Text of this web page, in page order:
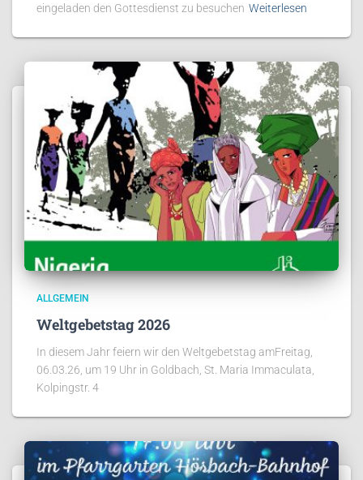
eingeladen den Gottesdienst zu besuchen Weiterlesen
ALLGEMEIN
Weltgebetstag 2026
In diesem Jahr feiern wir den Weltgebetstag amFreitag,
06.03.26, um 19 Uhr in Goldbach, St. Maria Immaculata,
Kolpingstr. 4